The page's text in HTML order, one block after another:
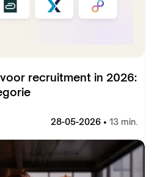
recruitment in 2026:
28-05-2026 • 13 min.